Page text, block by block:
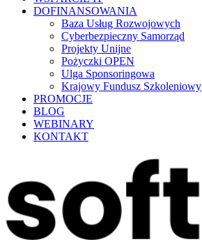
DOFINANSOWANIA
Baza Usług Rozwojowych
Cyberbezpieczny Samorząd
Projekty Unijne
Pożyczki OPEN
Ulga Sponsoringowa
Krajowy Fundusz Szkoleniowy
PROMOCJE
BLOG
WEBINARY
KONTAKT